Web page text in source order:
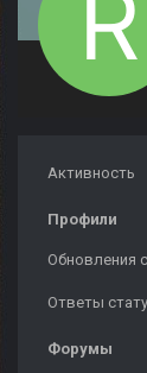
Активность
Профили
Обновления
Ответы
Форумы